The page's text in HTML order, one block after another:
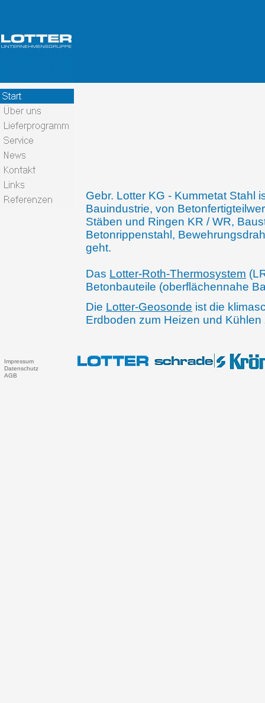
Gebr. Lotter KG - Kummetat Stahl
Bauindustrie, von
Stäben und Ringen KR / WR,
Betonrippenstahl,
geht.
Das Lotter-Roth-Thermosystem
Betonbauteile (oberflächennahe
Die Lotter-Geosonde ist die
Erdboden zum Heizen und
Impressum
Datenschutz
AGB